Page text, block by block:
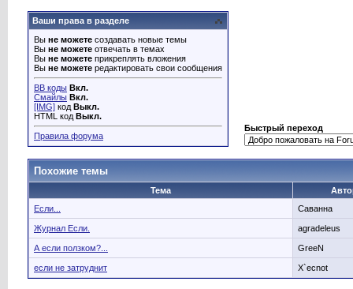
Ваши права в разделе
Вы не можете создавать новые темы
Вы не можете отвечать в темах
Вы не можете прикреплять вложения
Вы не можете редактировать свои сообщения
BB коды Вкл.
Смайлы Вкл.
[IMG] код Выкл.
HTML код Выкл.
Правила форума
Быстрый переход
Похожие темы
Тема
Если...
Саванна
Журнал Если. agradeleus
А если ползком?... GreeN
если не затруднит X`ecnot